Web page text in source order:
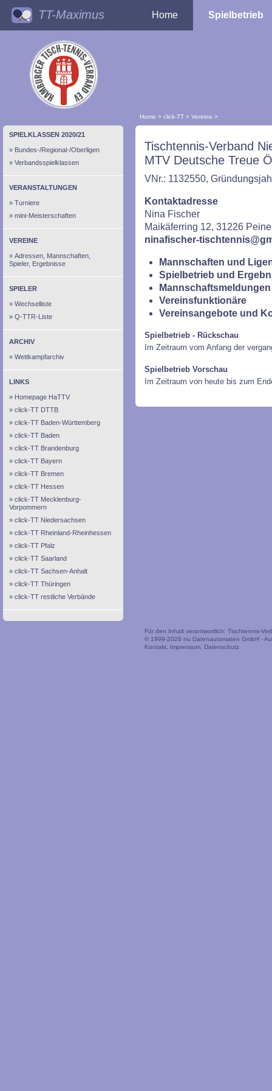
TT-Maximus Home Spielbetrieb
Home > click-TT > Vereine >
SPIELKLASSEN 2020/21
Bundes-/Regional-/Oberligen
Verbandsspielklassen
VERANSTALTUNGEN
Turniere
mini-Meisterschaften
VEREINE
Adressen, Mannschaften,
Spieler, Ergebnisse
SPIELER
Wechselliste
Q-TTR-Liste
ARCHIV
Wettkampfarchiv
LINKS
Homepage HaTTV
click-TT DTTB
click-TT Baden-Württemberg
click-TT Baden
click-TT Brandenburg
click-TT Bayern
click-TT Bremen
click-TT Hessen
click-TT Mecklenburg-
Vorpommern
click-TT Niedersachsen
click-TT Rheinland-Rheinhessen
click-TT Pfalz
click-TT Saarland
click-TT Sachsen-Anhalt
click-TT Thüringen
click-TT restliche Verbände
Tischtennis-Verband
MTV Deutsche Treue
VNr.: 1132550,
Kontaktadresse
Nina Fischer
Maikäferring 12, 31226
ninafischer-
Mannschaften und
Spielbetrieb und
Vereinsfunktionäre
Vereinsangebote und
Spielbetrieb - Rückschau
Im Zeitraum vom Anfang der
Spielbetrieb Vorschau
Im Zeitraum von heute bis zum
Für den Inhalt verantwortlich: Tischtennis-
© 1999-2026 nu Datenautomaten GmbH -
Kontakt
Impressum Datenschutz